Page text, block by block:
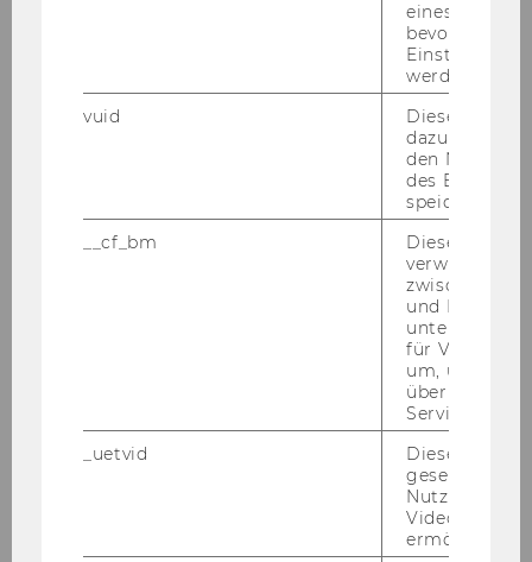
ment; Ab­hal­tung von Lehr­ver­an­stal­tun­gen und
Be­treu­ung der Stu­die­ren­den ein­schließ­lich
Organisations-​ und Ver­wal­tungs­auf­ga­ben und
an Eva­lu­ie­rungs­maß­nah­men; die per­sön­li­che
Un­ter­stüt­zung des Vor­ge­setz­ten in sei­nen Auf­
ga­ben in For­schung, Lehre und Ad­mi­nis­tra­ti­on.
Es be­steht die Mög­lich­keit der Pro­mo­ti­on.
Ab­ge­schlos­se­nes Diplom-​ oder Mas­ter­stu­di­um
der Sozial-​ oder Wirt­schafts­wis­sen­schaf­ten
Fun­dier­te Kennt­nis­se im Be­reich der BWL des
Au­ßen­han­dels (fach­ein­schlä­gi­ge wis­sen­schaft­
li­che Ar­bei­ten (zB Di­plom­ar­beit) und/oder prak­
ti­sche Er­fah­run­gen) mit dem Fokus "Fi­nan­zie­
rung und Ri­si­ko­ab­si­che­rung im Aus­lands­ge­
Über­durch­schnitt­li­cher Stu­di­en­erfolg, Fremd­
eines Vimeo-
bevorzugten
werden.
vuid
Dieser
dazu
den
des
speichern.
__cf_bm
Dieses
verwendet,
zwischen
und Bots zu
für Vimeo
um, um
über die
Service zu
_uetvid
Dieses
gesetzt, um
Nutzung des
Videoplayers
ermöglichen